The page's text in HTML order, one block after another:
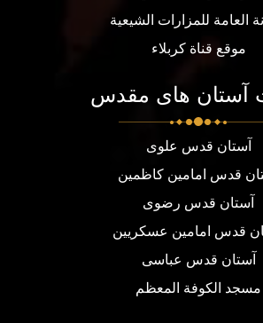
العامة للمزارات الشيعية
موقع قناة كربلاء
آستان های مقدس
آستان قدس علوی
قدس امامین کاظمین
آستان قدس رضوی
قدس امامین عسکریین
آستان قدس عباسی
مسجد الكوفة المعظم